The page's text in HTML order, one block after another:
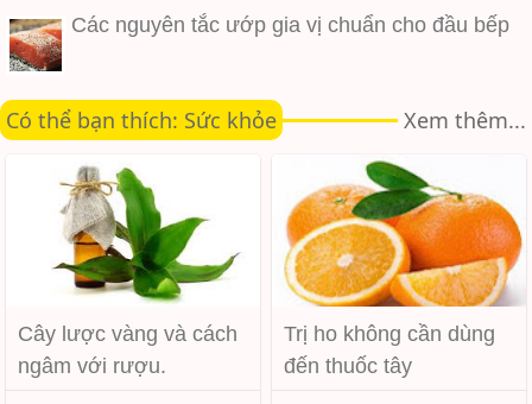
Các nguyên tắc ướp gia vị chuẩn cho đầu bếp
Có thể bạn thích: Sức khỏe Xem thêm...
Cây lược vàng và cách
ngâm với rượu.
Trị ho không cần dùng
đến thuốc tây